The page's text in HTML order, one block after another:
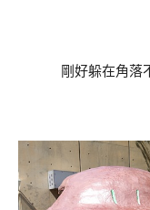
剛好躲在角落